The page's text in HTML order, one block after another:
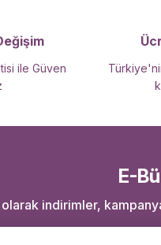
ile Güven
E-
indirimler,